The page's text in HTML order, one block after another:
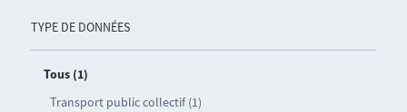
TYPE DE DONNÉES
Tous (1)
Transport public collectif (1)